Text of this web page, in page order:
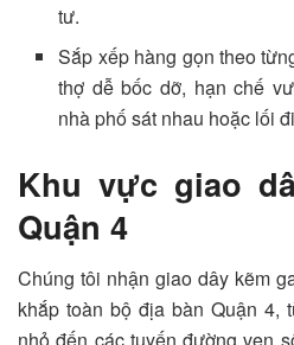
tư.
Sắp xếp hàng gọn theo
thợ dễ bốc dỡ, hạn chế
nhà phố sát nhau hoặc lối
Khu vực giao
Quận 4
Chúng tôi nhận giao dây kẽm
khắp toàn bộ địa bàn Quận 4,